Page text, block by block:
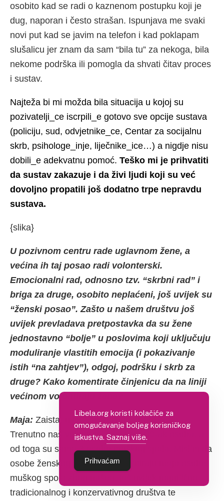
osobito kad se radi o kaznenom postupku koji je
dug, naporan i često strašan. Ispunjava me svaki
novi put kad se javim na telefon i kad poklapam
slušalicu jer znam da sam “bila tu” za nekoga, bila
nekome podrška ili pomogla da shvati čitav proces
i sustav.
Najteža bi mi možda bila situacija u kojoj su
pozivatelji_ce iscrpili_e gotovo sve opcije sustava
(policiju, sud, odvjetnike_ce, Centar za socijalnu
skrb, psihologe_inje, liječnike_ice…) a nigdje nisu
dobili_e adekvatnu pomoć. Teško mi je prihvatiti
da sustav zakazuje i da živi ljudi koji su već
dovoljno propatili još dodatno trpe nepravdu
sustava.
{slika}
U pozivnom centru rade uglavnom žene, a
većina ih taj posao radi volonterski.
Emocionalni rad, odnosno tzv. “skrbni rad” i
briga za druge, osobito neplaćeni, još uvijek su
“ženski posao”. Zašto u našem društvu još
uvijek prevladava pretpostavka da su žene
jednostavno “bolje” u poslovima koji uključuju
moduliranje vlastitih emocija (i pokazivanje
istih “na zahtjev”), odgoj, podršku i skrb za
druge? Kako komentirate činjenicu da na liniji
većinom volontiraju žene?
Maja: Zaista, u NPC-u većinom rade žene.
Trenutno naš volonterski tim broji 30-ak osoba, a
od toga su samo 3 osobe muškog spola. Mislim da
osobe ženskog spola više volontiraju nego osobe
muškog spola zbog našeg, još uvijek poprilično
tradicionalnog i konzervativnog društva te
Libela.org koristi kolačiće za
omogućavanje boljeg korisničkog
iskustva. Saznaj više.
Prihvaćam